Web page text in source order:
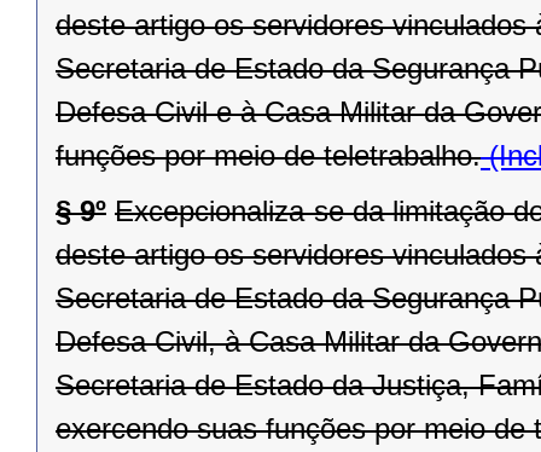
deste artigo os servidores
Secretaria de Estado da Segurança
Defesa Civil e à Casa Militar da
funções por meio de teletrabalho.
§ 9º Excepcionaliza-se da limitação
deste artigo os servidores
Secretaria de Estado da Segurança
Defesa Civil, à Casa Militar da
Secretaria de Estado da Justiça,
exercendo suas funções por meio de